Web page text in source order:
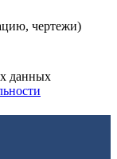
чертежи)
данных